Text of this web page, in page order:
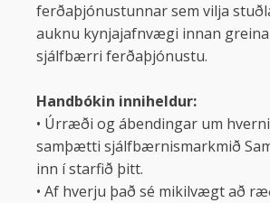
ferðaþjónustunnar sem vilja
auknu kynjajafnvægi innan
sjálfbærri ferðaþjónustu.
Handbókin inniheldur:
• Úrræði og ábendingar um
samþætti sjálfbærnismarkmið
inn í starfið þitt.
• Af hverju það sé mikilvægt að